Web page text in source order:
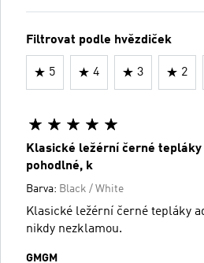
Filtrovat podle hvězdiček
5 4 3 2
Klasické ležérní černé tepláky
pohodlné, k
Barva: Black / White
Klasické ležérní černé tepláky
nikdy nezklamou.
GMGM